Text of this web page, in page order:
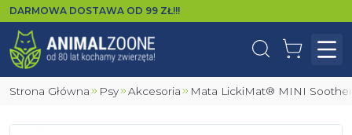
DARMOWA DOSTAWA OD 99 ZŁ!!!
WyszukajKoszyk
Strona Główna Psy Akcesoria Mata LickiMat® MINI